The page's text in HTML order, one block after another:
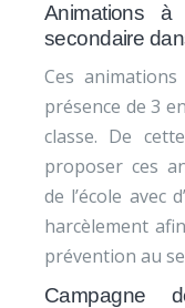
Animations
secondaire
Ces
présence de 3
classe. De
proposer ces
de l’école avec
harcèlement
prévention au
Campagne